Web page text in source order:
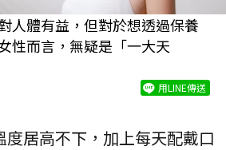
人體有益，但對於想透過保養
性而言，無疑是「一大天
用LINE傳送
居高不下，加上每天配戴口